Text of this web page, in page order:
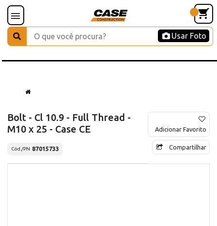
Usar Foto
Bolt - Cl 10.9 - Full Thread -
M10 x 25 - Case CE
Cód./PN 87015733
Adicionar Favorito
Compartilhar